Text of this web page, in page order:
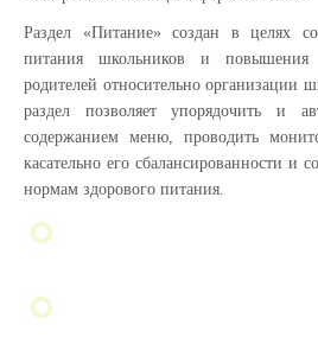
Раздел «Питание» создан в целях
питания школьников и повышения
родителей относительно организации
раздел позволяет упорядочить и
содержанием меню, проводить
касательно его сбалансированности и
нормам здорового питания.